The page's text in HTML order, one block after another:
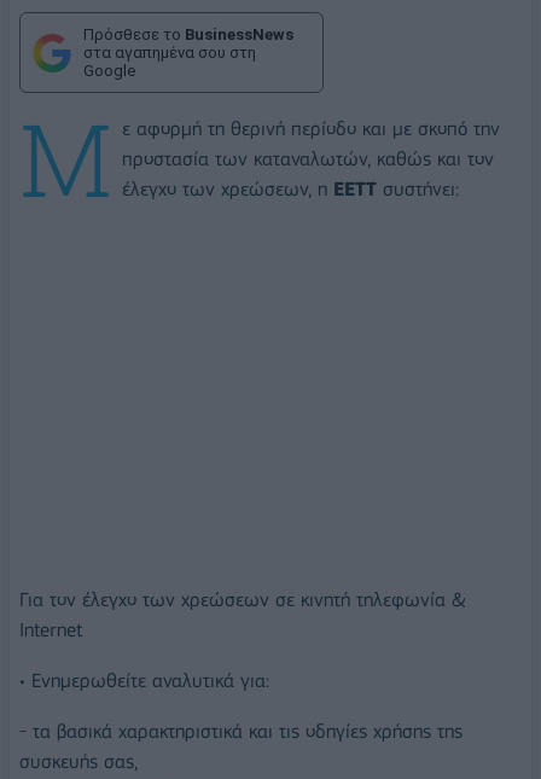
Πρόσθεσε το BusinessNews
στα αγαπημένα σου στη
Google
Μ
ε αφορμή τη θερινή περίοδο και με σκοπό την
προστασία των καταναλωτών, καθώς και τον
έλεγχο των χρεώσεων, η ΕΕΤΤ συστήνει:
Για τον έλεγχο των χρεώσεων σε κινητή τηλεφωνία &
Internet
• Ενημερωθείτε αναλυτικά για:
- τα βασικά χαρακτηριστικά και τις οδηγίες χρήσης της
συσκευής σας,